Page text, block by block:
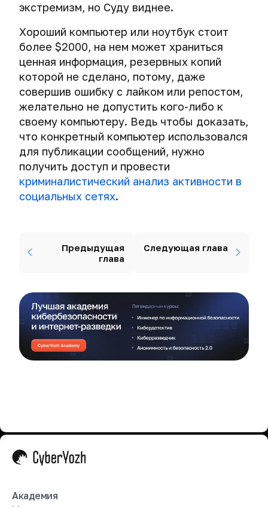
экстремизм, но Суду виднее.
Хороший компьютер или ноутбук стоит
более $2000, на нем может храниться
ценная информация, резервных копий
которой не сделано, потому, даже
совершив ошибку с лайком или репостом,
желательно не допустить кого-либо к
своему компьютеру. Ведь чтобы доказать,
что конкретный компьютер использовался
для публикации сообщений, нужно
получить доступ и провести
криминалистический анализ активности в
социальных сетях.
Предыдущая
глава
Следующая глава
Академия